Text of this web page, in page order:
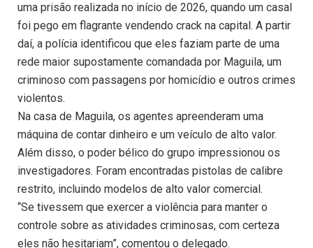
uma prisão realizada no início de 2026, quando um casal
foi pego em flagrante vendendo crack na capital. A partir
daí, a polícia identificou que eles faziam parte de uma
rede maior supostamente comandada por Maguila, um
criminoso com passagens por homicídio e outros crimes
violentos.
Na casa de Maguila, os agentes apreenderam uma
máquina de contar dinheiro e um veículo de alto valor.
Além disso, o poder bélico do grupo impressionou os
investigadores. Foram encontradas pistolas de calibre
restrito, incluindo modelos de alto valor comercial.
“Se tivessem que exercer a violência para manter o
controle sobre as atividades criminosas, com certeza
eles não hesitariam”, comentou o delegado.